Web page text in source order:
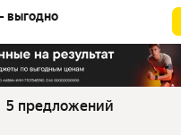
выгодно
5 предложений